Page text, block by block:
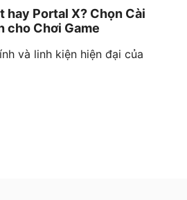
hay Portal X? Chọn Cài
cho Chơi Game
và linh kiện hiện đại của